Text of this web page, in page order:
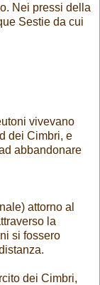
Nei pressi della
Sestie da cui
vivevano
dei Cimbri, e
abbandonare
attorno al
la
si fossero
dei Cimbri,